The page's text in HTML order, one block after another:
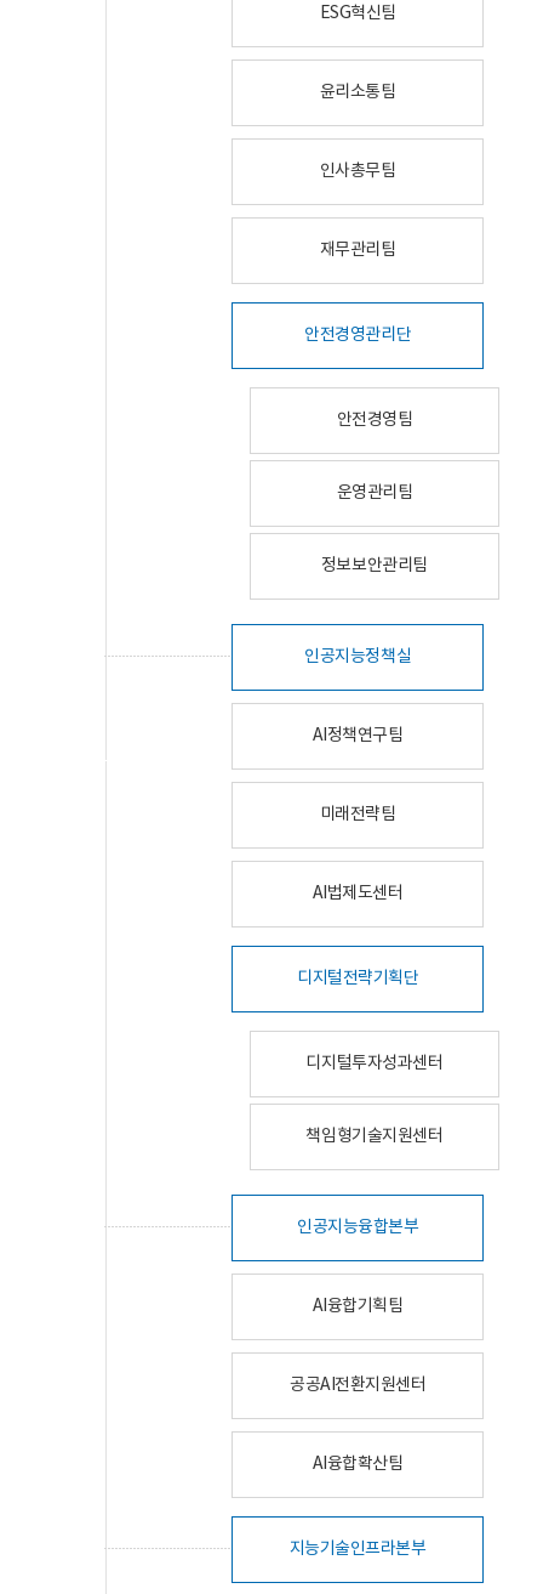
ESG혁신팀
윤리소통팀
인사총무팀
재무관리팀
안전경영관리단
안전경영팀
운영관리팀
정보보안관리팀
인공지능정책실
AI정책연구팀
미래전략팀
AI법제도센터
디지털전략기획단
디지털투자성과센터
책임형기술지원센터
인공지능융합본부
AI융합기획팀
공공AI전환지원센터
AI융합확산팀
지능기술인프라본부